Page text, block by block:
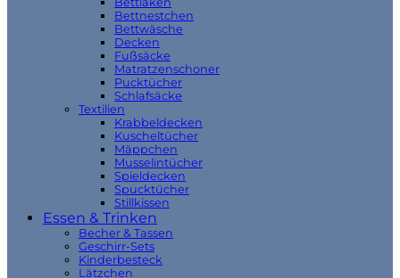
Bettnestchen
Bettwäsche
Decken
Fußsäcke
Matratzenschoner
Pucktücher
Schlafsäcke
Textilien
Krabbeldecken
Kuscheltücher
Mäppchen
Musselintücher
Spieldecken
Spucktücher
Stillkissen
Essen & Trinken
Becher & Tassen
Geschirr-Sets
Kinderbesteck
Lätzchen